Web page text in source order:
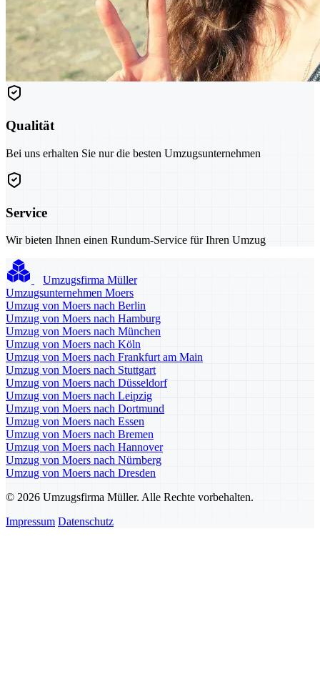
Qualität
Bei uns erhalten Sie nur die besten Umzugsunternehmen
Service
Wir bieten Ihnen einen Rundum-Service für Ihren Umzug
Umzugsfirma Müller
Umzugsunternehmen Moers
Umzug von Moers nach Berlin
Umzug von Moers nach Hamburg
Umzug von Moers nach München
Umzug von Moers nach Köln
Umzug von Moers nach Frankfurt am Main
Umzug von Moers nach Stuttgart
Umzug von Moers nach Düsseldorf
Umzug von Moers nach Leipzig
Umzug von Moers nach Dortmund
Umzug von Moers nach Essen
Umzug von Moers nach Bremen
Umzug von Moers nach Hannover
Umzug von Moers nach Nürnberg
Umzug von Moers nach Dresden
© 2026 Umzugsfirma Müller. Alle Rechte vorbehalten.
Impressum Datenschutz